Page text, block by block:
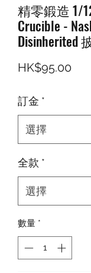
精零鍛造 1/
Crucible -
Disinherited
HK$95.00價格
訂金 *
全款 *
數量 *